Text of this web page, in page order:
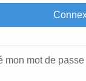
mon mot de passe